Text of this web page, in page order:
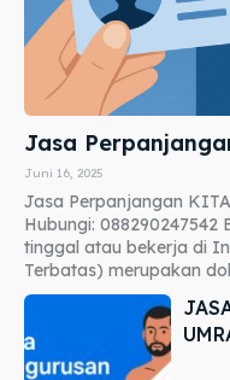
Jasa
Juni 16, 2025
Jasa Perpanjangan
Hubungi:
tinggal atau bekerja di
Terbatas) merupakan